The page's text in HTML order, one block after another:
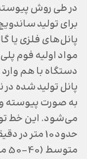
در طی روش
برای تولید
پانل‌های فلزی یا
مواد اولیه فوم
دستگاه با هم
پانل تولید شده در
به صورت پیوسته
می‌شود. این خط
حدود 10
متوسط (40-50 میلی متر) می‌باشد.